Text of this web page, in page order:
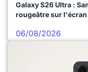
Galaxy S26 Ultra :
rougeâtre sur
06/08/2026